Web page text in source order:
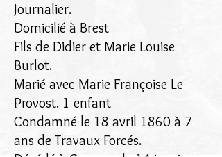
Journalier.
Domicilié à Brest
Fils de Didier et Marie Louise
Burlot.
Marié avec Marie Françoise Le
Provost. 1 enfant
Condamné le 18 avril 1860 à 7
ans de Travaux Forcés.